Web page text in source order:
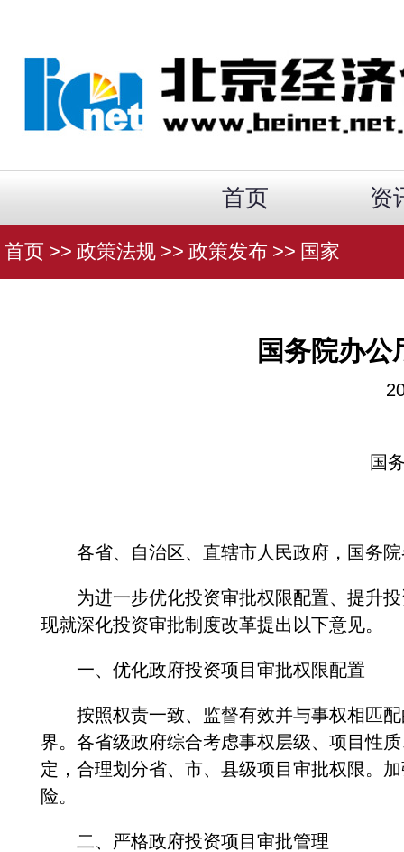
首页 资
首页 >> 政策法规 >> 政策发布 >> 国家
国务院办
国务
各省、自治区、直辖市人民政府，国务院
为进一步优化投资审批权限配置、提升投
现就深化投资审批制度改革提出以下意见。
一、优化政府投资项目审批权限配置
按照权责一致、监督有效并与事权相匹配
界。各省级政府综合考虑事权层级、项目性
定，合理划分省、市、县级项目审批权限。
险。
二、严格政府投资项目审批管理